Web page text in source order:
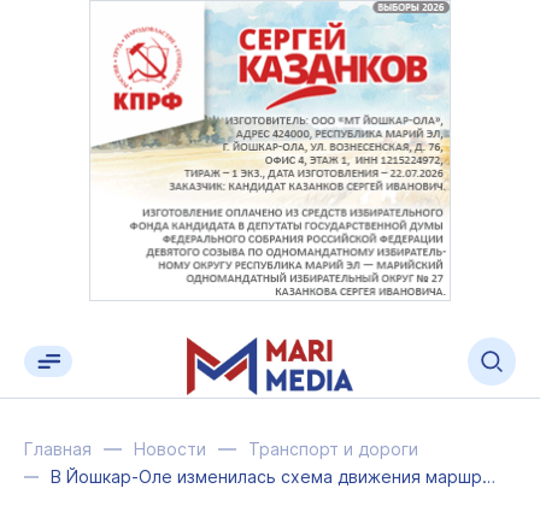
Главная Новости
Транспорт и дороги
В Йошкар-Оле изменилась схема движения маршруток №№ 1к, 28к